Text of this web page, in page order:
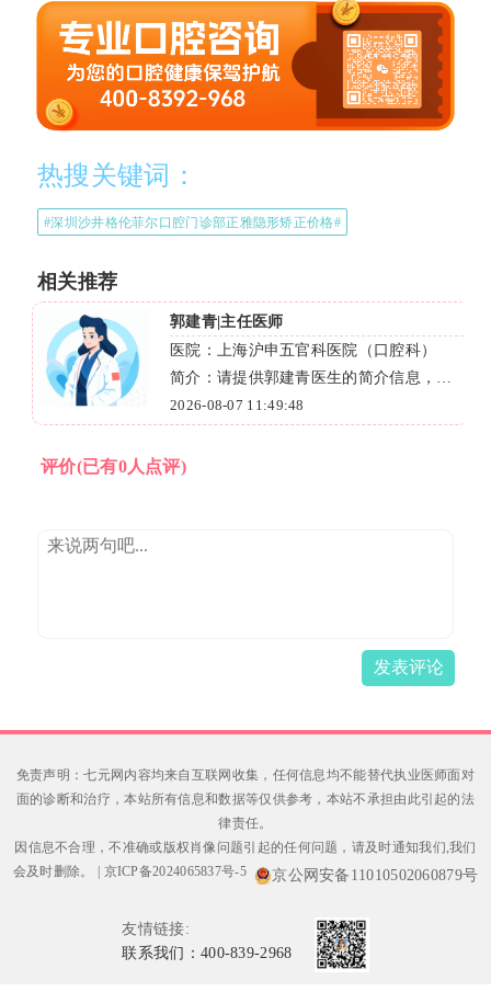
热搜关键词：
#深圳沙井格伦菲尔口腔门诊部正雅隐形矫正价格#
相关推荐
闻慧胜|执业医师
医院：昆山牙博士口腔门诊部
简介：昆山牙博士口腔门诊部的闻慧胜医
生，有着超10年口腔诊疗经验，擅长隐形
况定制方案，确保治疗效果。点击咨询在
2026-08-07 09:07:17
评价(已有0人点评)
发表评论
免责声明：七元网内容均来自互联网收集，任何信息均不能替代执业医师面对
面的诊断和治疗，本站所有信息和数据等仅供参考，本站不承担由此引起的法
律责任。
因信息不合理，不准确或版权肖像问题引起的任何问题，请及时通知我们,我们
会及时删除。
京ICP备2024065837号-5 京公网安备11010502060879号
友情链接:
联系我们：400-839-2968